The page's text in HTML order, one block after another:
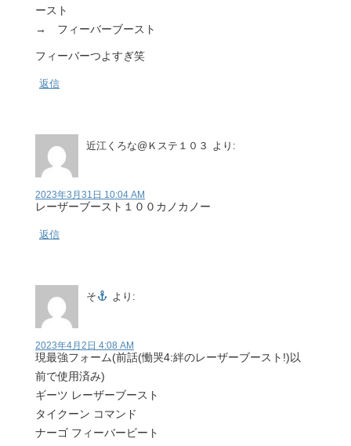
ースト
→ フィーバーブースト
フィーバーつよすぎ笑
返信
近江くろな@Ｋステ１０３ より:
2023年3月31日 10:04 AM
レーザーブースト１００カノカノー
返信
そ より:
2023年4月2日 4:08 AM
現最強フォーム(前話(慟哭4:絆のレーザーブースト!)以
前で使用済み)
ギーツ レーザーブースト
タイクーン コマンド
ナーゴ フィーバービート